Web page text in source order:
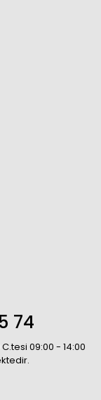
74
09:00 - 14:00